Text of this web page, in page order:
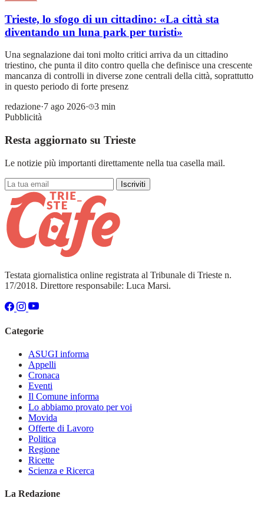
Trieste, lo sfogo di un cittadino: «La città sta
diventando un luna park per turisti»
Una segnalazione dai toni molto critici arriva da un cittadino
triestino, che punta il dito contro quella che definisce una crescente
mancanza di controlli in diverse zone centrali della città, soprattutto
in questo periodo di forte presenz
redazione·7 ago 2026·
3 min
Pubblicità
Resta aggiornato su Trieste
Le notizie più importanti direttamente nella tua casella mail.
Iscriviti
Testata giornalistica online registrata al Tribunale di Trieste n.
17/2018. Direttore responsabile: Luca Marsi.
Categorie
ASUGI informa
Appelli
Cronaca
Eventi
Il Comune informa
Lo abbiamo provato per voi
Movida
Offerte di Lavoro
Politica
Regione
Ricette
Scienza e Ricerca
La Redazione